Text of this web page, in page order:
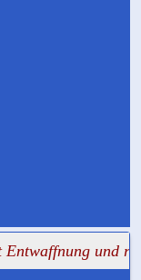
und ruft zugleich